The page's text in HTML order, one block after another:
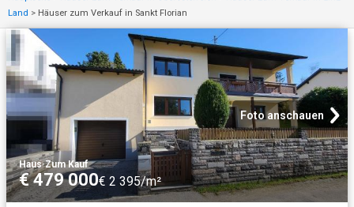
Land > Häuser zum Verkauf in Sankt Florian
Foto anschauen
Haus·Zum Kauf
€ 479 000€ 2 395/m²